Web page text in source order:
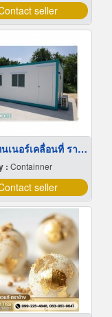
seller
ตู้คอนเทนเนอร์เคลื่อนที่ ราคาถูก
: Containner
seller